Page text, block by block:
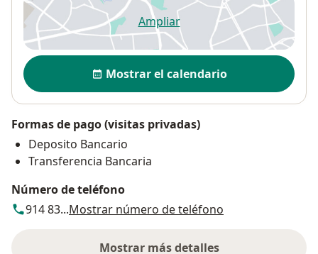
Ampliarse abre en una nueva
Disponibilidad
Mostrar el calendario
Formas de pago (visitas privadas)
Deposito Bancario
Transferencia Bancaria
Número de teléfono
914 83...Mostrar número de teléfono
Mostrar más detalles